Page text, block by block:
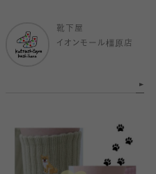
靴下屋
イオンモール橿原店